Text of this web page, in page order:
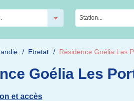
Station...
Etretat Résidence Goélia Les
Goélia Les
et accès